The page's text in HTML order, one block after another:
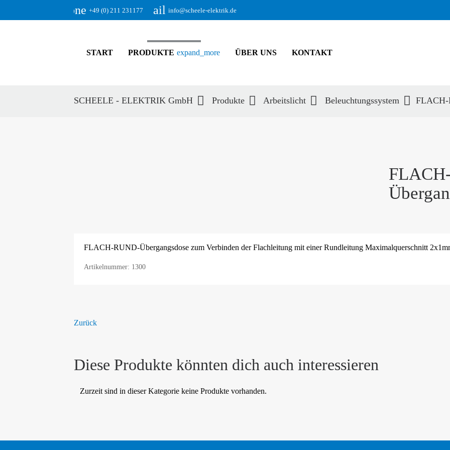
phone +49 (0) 211 231177email info@scheele-elektrik.de
START PRODUKTE expand_more ÜBER UNS KONTAKT
SCHEELE - ELEKTRIK GmbH Produkte Arbeitslicht Beleuchtungssystem FLACH-
FLACH-RUND-Übergangsdose zum Verbinden der Flachleitung mit einer Rundleitung Maximalquerschnitt
Artikelnummer: 1300
Zurück
Diese Produkte könnten dich auch interessieren
Zurzeit sind in dieser Kategorie keine Produkte vorhanden.